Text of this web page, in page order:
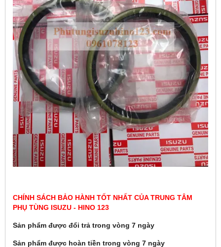
CHÍNH SÁCH BẢO HÀNH TỐT NHẤT CỦA TRUNG TÂM
PHỤ TÙNG ISUZU - HINO 123
Sản phẩm được đổi trả trong vòng 7 ngày
Sản phẩm được hoàn tiền trong vòng 7 ngày